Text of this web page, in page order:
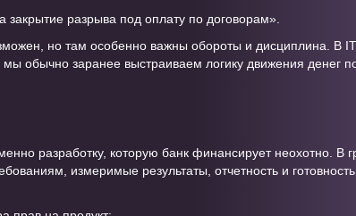
закрытие разрыва под оплату по договорам».
но там особенно важны обороты и дисциплина. В
обычно заранее выстраиваем логику движения денег
разработку, которую банк финансирует неохотно. В
измеримые результаты, отчетность и